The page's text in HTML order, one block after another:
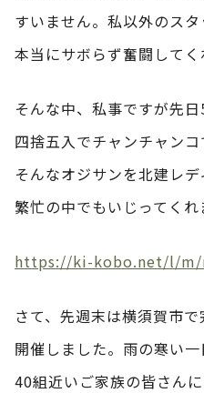
すいません。私以外のス
本当にサボらず奮闘してく
そんな中、私事ですが先日
四捨五入でチャンチャンコ
そんなオジサンを北建レデ
繁忙の中でもいじってく
https://ki-kobo.net/l/m/
さて、先週末は横須賀市で
開催しました。雨の寒い
40組近いご家族の皆さん